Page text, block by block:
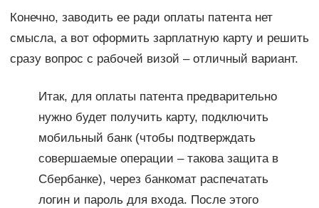
Конечно, заводить ее ради оплаты патента нет
смысла, а вот оформить зарплатную карту и решить
сразу вопрос с рабочей визой – отличный вариант.
Итак, для оплаты патента предварительно
нужно будет получить карту, подключить
мобильный банк (чтобы подтверждать
совершаемые операции – такова защита в
Сбербанке), через банкомат распечатать
логин и пароль для входа. После этого